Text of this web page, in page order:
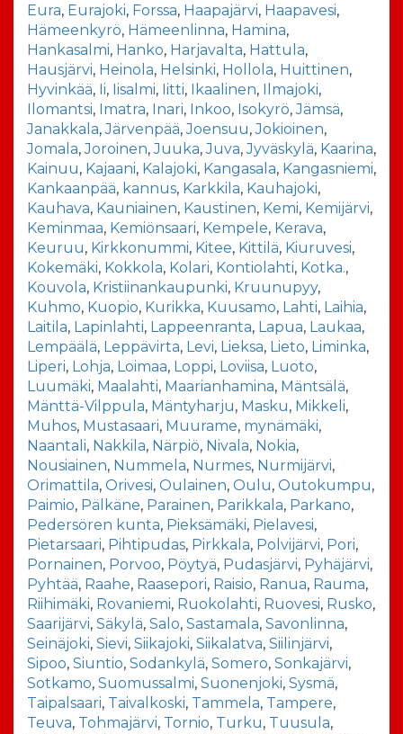
Eura, Eurajoki, Forssa, Haapajärvi, Haapavesi,
Hämeenkyrö, Hämeenlinna, Hamina,
Hankasalmi, Hanko, Harjavalta, Hattula,
Hausjärvi, Heinola, Helsinki, Hollola, Huittinen,
Hyvinkää, Ii, Iisalmi, Iitti, Ikaalinen, Ilmajoki,
Ilomantsi, Imatra, Inari, Inkoo, Isokyrö,Jämsä,
Janakkala,Järvenpää,Joensuu,Jokioinen,
Jomala,Joroinen,Juuka,Juva,Jyväskylä, Kaarina,
Kainuu, Kajaani, Kalajoki, Kangasala, Kangasniemi,
Kankaanpää, kannus, Karkkila, Kauhajoki,
Kauhava, Kauniainen, Kaustinen, Kemi, Kemijärvi,
Keminmaa, Kemiönsaari, Kempele, Kerava,
Keuruu, Kirkkonummi, Kitee, Kittilä, Kiuruvesi,
Kokemäki, Kokkola, Kolari, Kontiolahti, Kotka.,
Kouvola, Kristiinankaupunki, Kruunupyy,
Kuhmo, Kuopio, Kurikka, Kuusamo, Lahti, Laihia,
Laitila, Lapinlahti, Lappeenranta, Lapua, Laukaa,
Lempäälä, Leppävirta, Levi, Lieksa, Lieto, Liminka,
Liperi, Lohja, Loimaa, Loppi, Loviisa, Luoto,
Luumäki, Maalahti, Maarianhamina, Mäntsälä,
Mänttä-Vilppula, Mäntyharju, Masku, Mikkeli,
Muhos, Mustasaari, Muurame, mynämäki,
Naantali, Nakkila, Närpiö, Nivala, Nokia,
Nousiainen, Nummela, Nurmes, Nurmijärvi,
Orimattila, Orivesi, Oulainen, Oulu, Outokumpu,
Paimio, Pälkäne, Parainen, Parikkala, Parkano,
Pedersören kunta, Pieksämäki, Pielavesi,
Pietarsaari, Pihtipudas, Pirkkala, Polvijärvi, Pori,
Pornainen, Porvoo, Pöytyä, Pudasjärvi, Pyhäjärvi,
Pyhtää, Raahe, Raasepori, Raisio, Ranua, Rauma,
Riihimäki, Rovaniemi, Ruokolahti, Ruovesi, Rusko,
Saarijärvi, Säkylä, Salo, Sastamala, Savonlinna,
Seinäjoki, Sievi, Siikajoki, Siikalatva, Siilinjärvi,
Sipoo, Siuntio, Sodankylä, Somero, Sonkajärvi,
Sotkamo, Suomussalmi, Suonenjoki, Sysmä,
Taipalsaari, Taivalkoski, Tammela, Tampere,
Teuva, Tohmajärvi, Tornio, Turku, Tuusula,